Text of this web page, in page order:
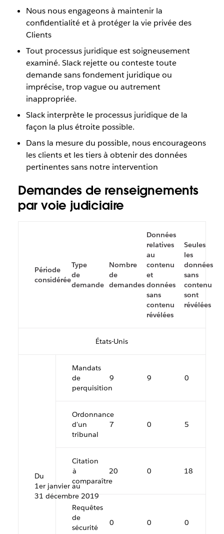
Nous nous engageons à maintenir la
confidentialité et à protéger la vie privée des
Clients
Tout processus juridique est soigneusement
examiné. Slack rejette ou conteste toute
demande sans fondement juridique ou
imprécise, trop vague ou autrement
inappropriée.
Slack interprète le processus juridique de la
façon la plus étroite possible.
Dans la mesure du possible, nous encourageons
les clients et les tiers à obtenir des données
pertinentes sans notre intervention
Demandes de renseignements
par voie judiciaire
Période
considérée
Type
de
demande
Nombre
de
demandes
Données
relatives
au
contenu
et
données
sans
contenu
révélées
Seules
les
données
sans
contenu
sont
révélées
États-Unis
Du
1er janvier au
31 décembre 2019
Mandats
de
perquisition
9 9 0
Ordonnance
d'un
tribunal
7 0 5
Citation
à
comparaître
20 0 18
Requêtes
de
sécurité
0 0 0